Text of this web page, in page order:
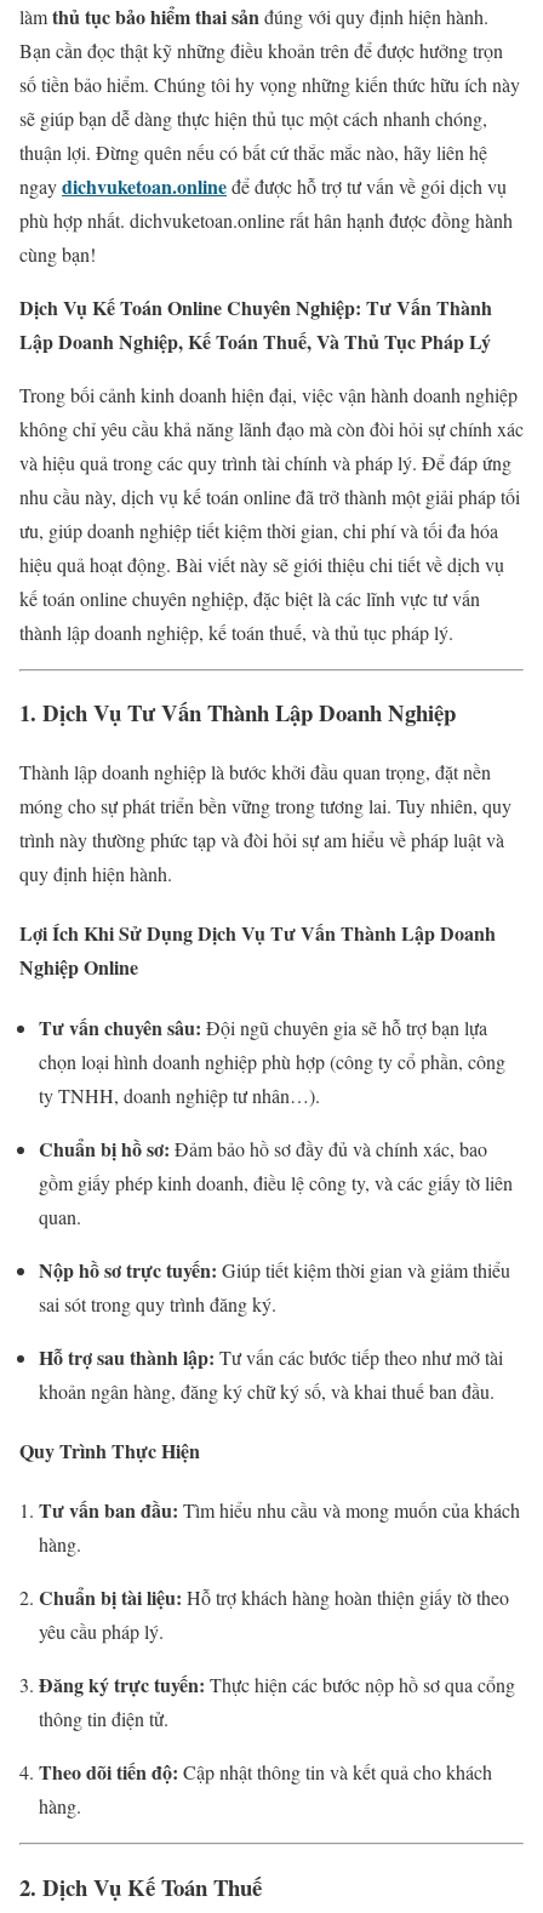
làmthủ tục bảo hiểm thai sảnđúng với quy định hiện hành.
Bạn cần đọc thật kỹ những điều khoản trên để được hưởng trọn
số tiền bảo hiểm. Chúng tôi hy vọng những kiến thức hữu ích này
sẽ giúp bạn dễ dàng thực hiện thủ tục một cách nhanh chóng,
thuận lợi. Đừng quên nếu có bất cứ thắc mắc nào, hãy liên hệ
ngaydichvuketoan.onlineđể được hỗ trợ tư vấn về gói dịch vụ
phù hợp nhất. dichvuketoan.online rất hân hạnh được đồng hành
cùng bạn!
Dịch Vụ Kế Toán Online Chuyên Nghiệp: Tư Vấn Thành
Lập Doanh Nghiệp, Kế Toán Thuế, Và Thủ Tục Pháp Lý
Trong bối cảnh kinh doanh hiện đại, việc vận hành doanh nghiệp
không chỉ yêu cầu khả năng lãnh đạo mà còn đòi hỏi sự chính xác
và hiệu quả trong các quy trình tài chính và pháp lý. Để đáp ứng
nhu cầu này, dịch vụ kế toán online đã trở thành một giải pháp tối
ưu, giúp doanh nghiệp tiết kiệm thời gian, chi phí và tối đa hóa
hiệu quả hoạt động. Bài viết này sẽ giới thiệu chi tiết về dịch vụ
kế toán online chuyên nghiệp, đặc biệt là các lĩnh vực tư vấn
thành lập doanh nghiệp, kế toán thuế, và thủ tục pháp lý.
1. Dịch Vụ Tư Vấn Thành Lập Doanh Nghiệp
Thành lập doanh nghiệp là bước khởi đầu quan trọng, đặt nền
móng cho sự phát triển bền vững trong tương lai. Tuy nhiên, quy
trình này thường phức tạp và đòi hỏi sự am hiểu về pháp luật và
quy định hiện hành.
Lợi Ích Khi Sử Dụng Dịch Vụ Tư Vấn Thành Lập Doanh
Nghiệp Online
Tư vấn chuyên sâu: Đội ngũ chuyên gia sẽ hỗ trợ bạn lựa
chọn loại hình doanh nghiệp phù hợp (công ty cổ phần, công
ty TNHH, doanh nghiệp tư nhân…).
Chuẩn bị hồ sơ: Đảm bảo hồ sơ đầy đủ và chính xác, bao
gồm giấy phép kinh doanh, điều lệ công ty, và các giấy tờ liên
quan.
Nộp hồ sơ trực tuyến: Giúp tiết kiệm thời gian và giảm thiểu
sai sót trong quy trình đăng ký.
Hỗ trợ sau thành lập: Tư vấn các bước tiếp theo như mở tài
khoản ngân hàng, đăng ký chữ ký số, và khai thuế ban đầu.
Quy Trình Thực Hiện
Tư vấn ban đầu: Tìm hiểu nhu cầu và mong muốn của khách
hàng.
Chuẩn bị tài liệu: Hỗ trợ khách hàng hoàn thiện giấy tờ theo
yêu cầu pháp lý.
Đăng ký trực tuyến: Thực hiện các bước nộp hồ sơ qua cổng
thông tin điện tử.
Theo dõi tiến độ: Cập nhật thông tin và kết quả cho khách
hàng.
2. Dịch Vụ Kế Toán Thuế